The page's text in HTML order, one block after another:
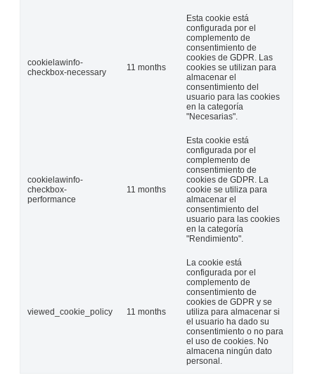
cookielawinfo-
checkbox-necessary
11 months
Esta cookie está
configurada por el
complemento de
consentimiento de
cookies de GDPR. Las
cookies se utilizan para
almacenar el
consentimiento del
usuario para las cookies
en la categoría
"Necesarias".
cookielawinfo-
checkbox-
performance
11 months
Esta cookie está
configurada por el
complemento de
consentimiento de
cookies de GDPR. La
cookie se utiliza para
almacenar el
consentimiento del
usuario para las cookies
en la categoría
"Rendimiento".
viewed_cookie_policy 11 months
La cookie está
configurada por el
complemento de
consentimiento de
cookies de GDPR y se
utiliza para almacenar si
el usuario ha dado su
consentimiento o no para
el uso de cookies. No
almacena ningún dato
personal.